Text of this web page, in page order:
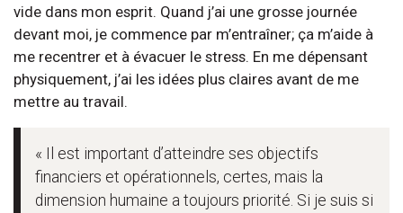
vide dans mon esprit. Quand j’ai une grosse journée
devant moi, je commence par m’entraîner; ça m’aide à
me recentrer et à évacuer le stress. En me dépensant
physiquement, j’ai les idées plus claires avant de me
mettre au travail.
« Il est important d’atteindre ses objectifs
financiers et opérationnels, certes, mais la
dimension humaine a toujours priorité. Si je suis si